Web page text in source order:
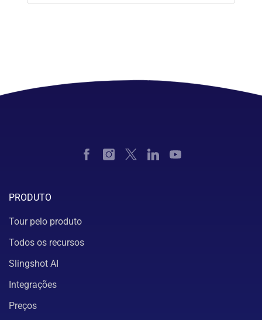
PRODUTO
Tour pelo produto
Todos os recursos
Slingshot AI
Integrações
Preços